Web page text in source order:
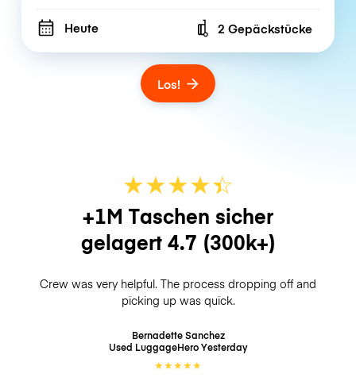
Heute Number of bags
2 Gepäckstücke
Los!
★★★★☆
★
+1M Taschen sicher
gelagert 4.7 (300k+)
Crew was very helpful. The process dropping off and
picking up was quick.
Bernadette Sanchez
Used LuggageHeroYesterday
★★★★★